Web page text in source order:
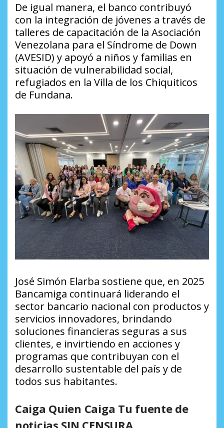
De igual manera, el banco contribuyó
con la integración de jóvenes a través de
talleres de capacitación de la Asociación
Venezolana para el Síndrome de Down
(AVESID) y apoyó a niños y familias en
situación de vulnerabilidad social,
refugiados en la Villa de los Chiquiticos
de Fundana.
José Simón Elarba sostiene que, en 2025
Bancamiga continuará liderando el
sector bancario nacional con productos y
servicios innovadores, brindando
soluciones financieras seguras a sus
clientes, e invirtiendo en acciones y
programas que contribuyan con el
desarrollo sustentable del país y de
todos sus habitantes.
Caiga Quien Caiga Tu fuente de